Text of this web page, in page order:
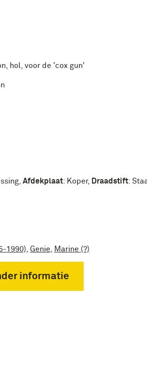
hol, voor de 'cox gun'
Afdekplaat: Koper, Draadstift:
1990) Genie Marine (?)
informatie